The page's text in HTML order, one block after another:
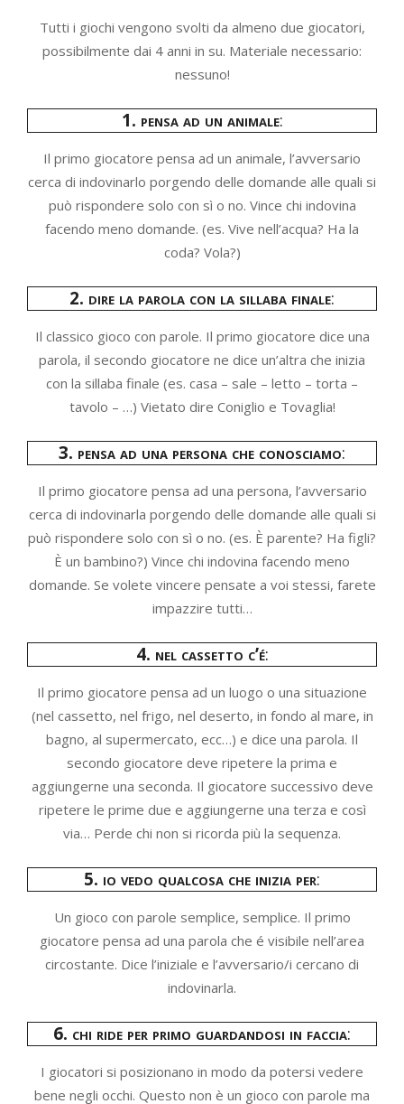
Tutti i giochi vengono svolti da almeno due giocatori,
possibilmente dai 4 anni in su. Materiale necessario:
nessuno!
1. pensa ad un animale:
Il primo giocatore pensa ad un animale, l’avversario
cerca di indovinarlo porgendo delle domande alle quali si
può rispondere solo con sì o no. Vince chi indovina
facendo meno domande. (es. Vive nell’acqua? Ha la
coda? Vola?)
2. dire la parola con la sillaba finale:
Il classico gioco con parole. Il primo giocatore dice una
parola, il secondo giocatore ne dice un’altra che inizia
con la sillaba finale (es. casa – sale – letto – torta –
tavolo – …) Vietato dire Coniglio e Tovaglia!
3. pensa ad una persona che conosciamo:
Il primo giocatore pensa ad una persona, l’avversario
cerca di indovinarla porgendo delle domande alle quali si
può rispondere solo con sì o no. (es. È parente? Ha figli?
È un bambino?) Vince chi indovina facendo meno
domande. Se volete vincere pensate a voi stessi, farete
impazzire tutti…
4. nel cassetto c’é:
Il primo giocatore pensa ad un luogo o una situazione
(nel cassetto, nel frigo, nel deserto, in fondo al mare, in
bagno, al supermercato, ecc…) e dice una parola. Il
secondo giocatore deve ripetere la prima e
aggiungerne una seconda. Il giocatore successivo deve
ripetere le prime due e aggiungerne una terza e così
via… Perde chi non si ricorda più la sequenza.
5. io vedo qualcosa che inizia per:
Un gioco con parole semplice, semplice. Il primo
giocatore pensa ad una parola che é visibile nell’area
circostante. Dice l’iniziale e l’avversario/i cercano di
indovinarla.
6. chi ride per primo guardandosi in faccia:
I giocatori si posizionano in modo da potersi vedere
bene negli occhi. Questo non è un gioco con parole ma